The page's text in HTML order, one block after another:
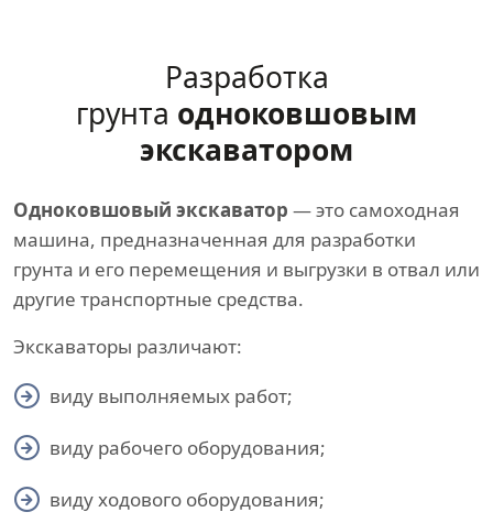
Разработка
грунта одноковшовым
экскаватором
Одноковшовый экскаватор — это самоходная
машина, предназначенная для разработки
грунта и его перемещения и выгрузки в отвал или
другие транспортные средства.
Экскаваторы различают:
виду выполняемых работ;
виду рабочего оборудования;
виду ходового оборудования;